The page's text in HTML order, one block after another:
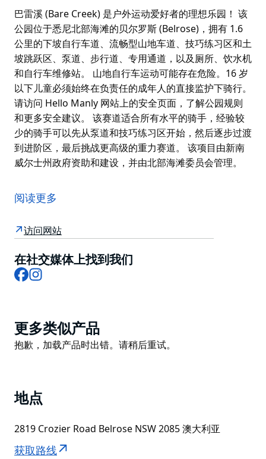
巴雷溪 (Bare Creek) 是户外运动爱好者的理想乐园！ 该
公园位于悉尼北部海滩的贝尔罗斯 (Belrose)，拥有 1.6
公里的下坡自行车道、流畅型山地车道、技巧练习区和土
坡跳跃区、泵道、步行道、专用通道，以及厕所、饮水机
和自行车维修站。 山地自行车运动可能存在危险。16 岁
以下儿童必须始终在负责任的成年人的直接监护下骑行。
请访问 Hello Manly 网站上的安全页面，了解公园规则
和更多安全建议。 该赛道适合所有水平的骑手，经验较
少的骑手可以先从泵道和技巧练习区开始，然后逐步过渡
到进阶区，最后挑战更高级的重力赛道。 该项目由新南
威尔士州政府资助和建设，并由北部海滩委员会管理。
该公园位于悉尼北部海滩的贝尔罗斯 (Belrose)，拥有
和土坡跳跃区、泵道、步行道、专用通道，以及厕所、饮
水机和自行车维修站。
山地自行车运动可能存在危险。16 岁以下儿童必须始终
在负责任的成年人的直接监护下骑行。请访问 Hello
该赛道适合所有水平的骑手，经验较少的骑手可以先从泵
道和技巧练习区开始，然后逐步过渡到进阶区，最后挑战
员会管理。
阅读更多
访问网站
在社交媒体上找到我们
Facebook
Product
List
更多类似产品
Product
抱歉，加载产品时出错。请稍后重试。
地点
2819 Crozier Road Belrose NSW 2085 澳大利亚
获取路线